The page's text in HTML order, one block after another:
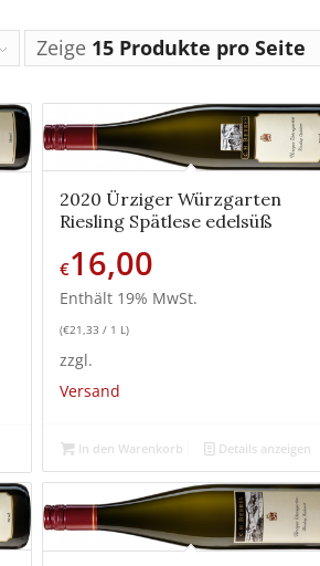
Zeige 15 Produkte pro Seite
2020 Ürziger Würzgarten
Riesling Spätlese edelsüß
€16,00
Enthält 19% MwSt.
(€21,33 / 1 L)
zzgl.
Versand
In den Warenkorb Details anzeigen